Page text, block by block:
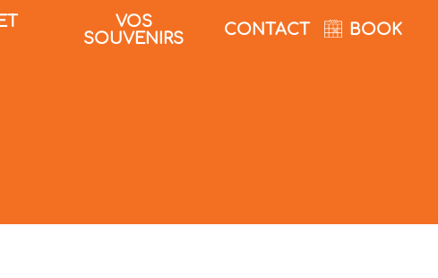
VOS
SOUVENIRS
CONTACT BOOK